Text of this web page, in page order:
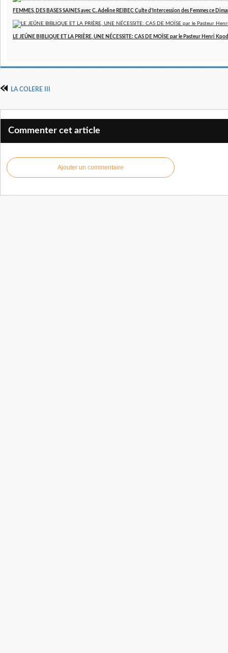
FEMMES, DES BASES SAINES avec C. Adeline REIBEC Culte d'Intercession des Femmes ce
LE JEÛNE BIBLIQUE ET LA PRIÈRE, UNE NÉCESSITE: CAS DE MOÏSE par le Pasteur Henri
LA COLERE III
Commenter cet article
Ajouter un commentaire